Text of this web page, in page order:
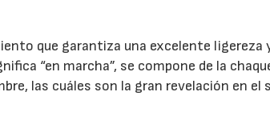
que garantiza una excelente
“en marcha”, se compone de la
las cuáles son la gran revelación en el